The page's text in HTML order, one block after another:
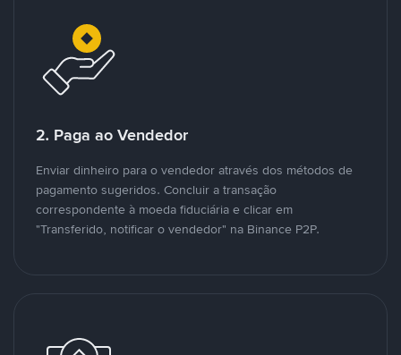
2. Paga ao Vendedor
Enviar dinheiro para o vendedor através dos métodos de
pagamento sugeridos. Concluir a transação
correspondente à moeda fiduciária e clicar em
"Transferido, notificar o vendedor" na Binance P2P.